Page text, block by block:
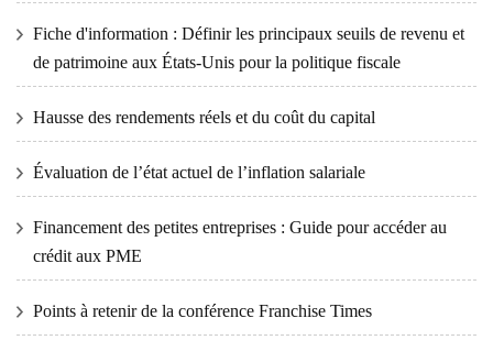
Fiche d'information : Définir les principaux seuils de revenu et
de patrimoine aux États-Unis pour la politique fiscale
Hausse des rendements réels et du coût du capital
Évaluation de l’état actuel de l’inflation salariale
Financement des petites entreprises : Guide pour accéder au
crédit aux PME
Points à retenir de la conférence Franchise Times